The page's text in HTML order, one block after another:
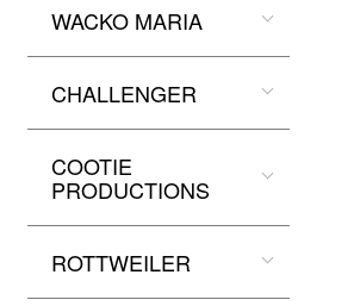
WACKO MARIA
CHALLENGER
COOTIE
PRODUCTIONS
ROTTWEILER